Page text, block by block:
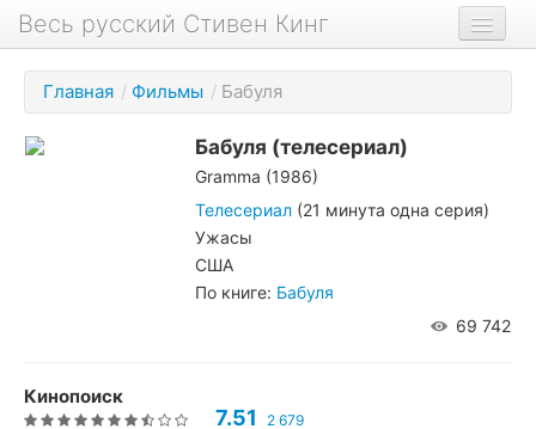
Весь русский Стивен Кинг
Книги
Фильмы
Аудиокниги
Главная / Фильмы / Бабуля
Бабуля (телесериал)
Gramma (1986)
Телесериал (21 минута одна серия)
Ужасы
США
По книге: Бабуля
69 742
Кинопоиск
7.51 2 679